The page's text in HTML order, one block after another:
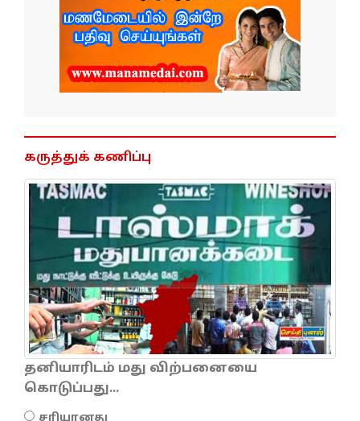
கருத்துக் கணிப்பு
தனியாரிடம் மது விற்பனையை
கொடுப்பது...
சரியானது